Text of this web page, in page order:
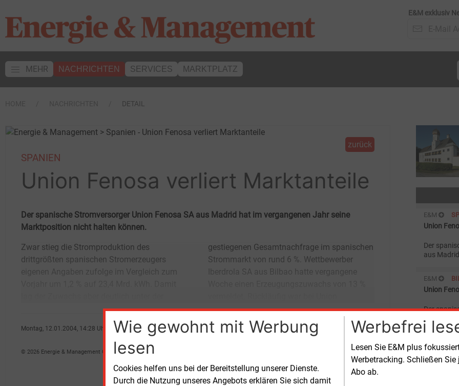
E&M exklusiv
MEHR NACHRICHTEN SERVICES MARKTPLATZ
DETAIL
Wie gewohnt mit Werbung
lesen
Cookies helfen uns bei der Bereitstellung unserer Dienste.
Durch die Nutzung unseres Angebots erklären Sie sich damit
Werbefrei
Lesen Sie E&M plus
Werbetracking. Schließen
Abo ab.
zurück
SPANIEN
Union Fenosa verliert Marktanteile
Der spanische Stromversorger Union Fenosa SA aus Madrid hat im vergangenen Jahr seine
Marktposition nicht halten können.
Zwar stieg die Stromproduktion des
drittgrößten spanischen Stromerzeugers
eigenen Angaben zufolge im Vergleich zum
gestiegenen Gesamtnachfrage im spanischen
Strommarkt von rund 6 %. Wettbewerber
Iberdrola SA aus Bilbao hatte vergangene
Montag, 12.01.2004, 14:28 Uhr
© 2026 Energie & Management GmbH
E&M
Union
Der
aus
E&M
Union
Der
% mehr
E&M
Spanien